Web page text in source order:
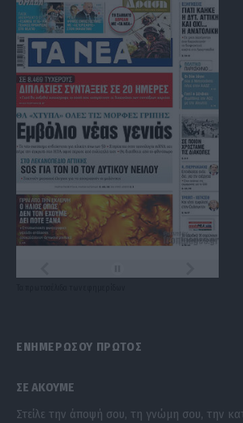
ΕΝΗΜΕΡΩΣΟΥ ΠΡΩΤΟΣ
ΣΕ ΑΚΟΥΜΕ
Στείλε την άποψή σου, τη γνώμη σου, την